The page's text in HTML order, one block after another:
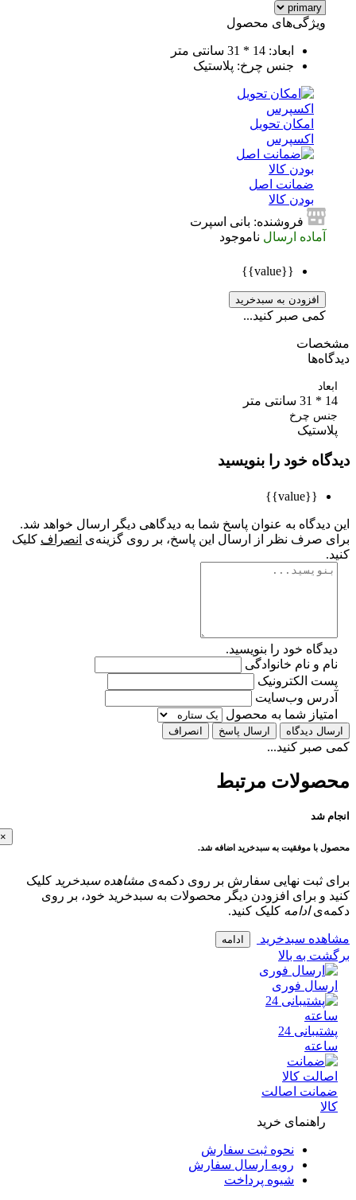
ویژگی‌های محصول
ابعاد: 14 * 31 سانتی متر
جنس چرخ: پلاستیک
امکان تحویل
اکسپرس
ضمانت اصل
بودن کالا
فروشنده: بانی اسپرت
آماده ارسال ناموجود
افزودن به سبدخرید
کمی صبر کنید...
چرخ
خود را بنویسید
به عنوان پاسخ شما به دیدگاهی دیگر ارسال خواهد شد.
صرف نظر از ارسال این پاسخ، بر روی گزینه‌ی انصرافکلیک
خود را بنویسید.
و نام خانوادگی
الکترونیک
وب‌سایت
شما به محصول
دیدگاه ارسال پاسخ انصراف
کنید...
مرتبط
شد
با موفقیت به سبدخرید اضافه شد.
ثبت نهایی سفارش بر روی دکمه‌یمشاهده سبدخریدکلیک
و برای افزودن دیگر محصولات به سبدخرید خود، بر روی
ادامهکلیک کنید.
سبدخرید ادامه
به بالا
فوری
پشتیبانی 24
اصالت
راهنمای خرید
نحوه ثبت سفارش
رویه ارسال سفارش
شیوه پرداخت